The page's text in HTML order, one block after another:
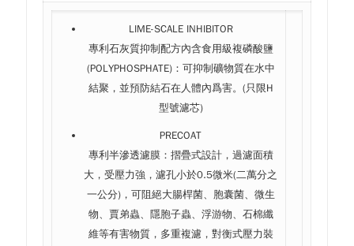
LIME-SCALE INHIBITOR
專利石灰質抑制配方內含食用級複磷酸鹽
(POLYPHOSPHATE)：可抑制礦物質在水中
結聚，並預防結石在人體內爲害。(只限H
型號濾芯)
PRECOAT
專利半滲透濾膜：摺疊式設計，過濾面積
大，受壓力強，濾孔小於0.5微米(二萬分之
一公分)，可阻絕大腸桿菌、胞囊菌、微生
物、賈弟蟲、隱胞子蟲、浮游物、石棉纖
維等有害物質，多重複濾，對衡式壓力裝